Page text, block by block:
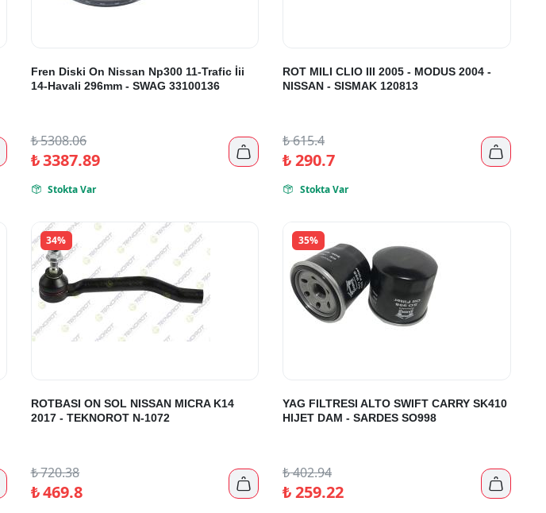
Fren Diski On Nissan Np300 11-Trafic İii
14-Havali 296mm - SWAG 33100136
₺5308.06
₺3387.89 
 Stokta Var
ROT MILI CLIO III 2005 - MODUS 2004 -
NISSAN - SISMAK 120813
₺615.4
₺290.7 
 Stokta Var
34%
ROTBASI ON SOL NISSAN MICRA K14
2017 - TEKNOROT N-1072
₺720.38
₺469.8 
35%
YAG FILTRESI ALTO SWIFT CARRY SK410
HIJET DAM - SARDES SO998
₺402.94
₺259.22 